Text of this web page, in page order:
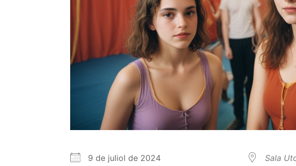
9 de juliol de 2024
Sala